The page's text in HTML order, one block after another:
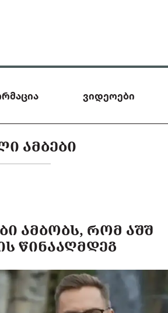
ვიდეოები
ᲐᲛᲑᲔᲑᲘ
ᲐᲛᲑᲝᲑᲡ, ᲠᲝᲛ ᲐᲨᲨ
ᲬᲘᲜᲐᲐᲦᲛᲓᲔᲒ